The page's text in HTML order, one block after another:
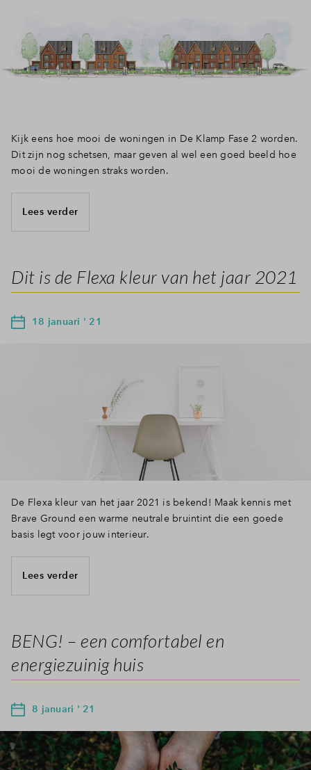
Kijk eens hoe mooi de woningen in De Klamp Fase 2 worden.
Dit zijn nog schetsen, maar geven al wel een goed beeld hoe
mooi de woningen straks worden.
Lees verder
Dit is de Flexa kleur van het jaar 2021
18 januari ' 21
De Flexa kleur van het jaar 2021 is bekend! Maak kennis met
Brave Ground een warme neutrale bruintint die een goede
basis legt voor jouw interieur.
Lees verder
BENG! – een comfortabel en
energiezuinig huis
8 januari ' 21